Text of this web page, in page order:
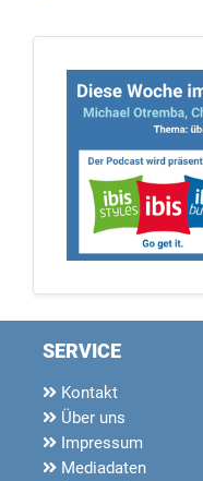
SERVICE
Kontakt
Über uns
Impressum
Mediadaten